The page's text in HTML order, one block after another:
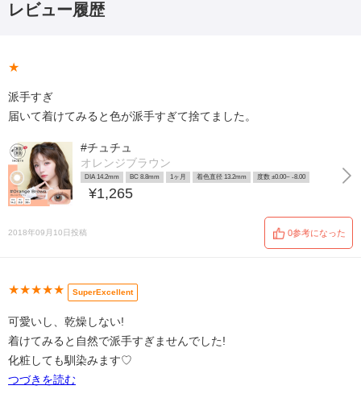
レビュー履歴
★
派手すぎ
届いて着けてみると色が派手すぎて捨てました。
#チュチュ
オレンジブラウン
DIA 14.2mm BC 8.8mm 1ヶ月 着色直径 13.2mm 度数 ±0.00~ -8.00
¥1,265
2018年09月10日投稿 0参考になった
★★★★★ SuperExcellent
可愛いし、乾燥しない!
着けてみると自然で派手すぎませんでした!
化粧しても馴染みます♡
つづきを読む